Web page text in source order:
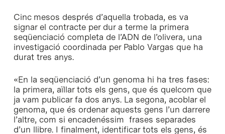
Cinc mesos després d’aquella trobada, es va
signar el contracte per dur a terme la primera
seqüenciació completa de l’ADN de l’olivera, una
investigació coordinada per Pablo Vargas que ha
durat tres anys.
«En la seqüenciació d’un genoma hi ha tres fases:
la primera, aïllar tots els gens, que és quelcom que
ja vam publicar fa dos anys. La segona, acoblar el
genoma, que és ordenar aquests gens l’un darrere
l’altre, com si encadenéssim frases separades
d’un llibre. I finalment, identificar tots els gens, és